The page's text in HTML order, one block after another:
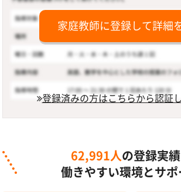
家庭教師に登録して詳細
登録済みの方はこちらから認証
62,991人 の登録実
働きやすい環境とサポ